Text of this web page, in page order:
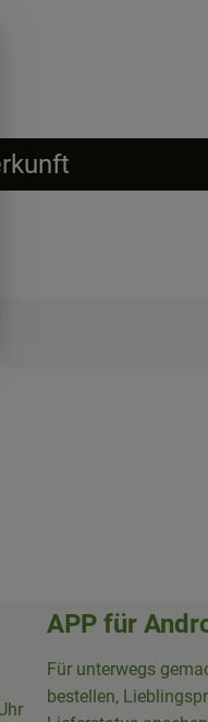
APP für
Für unterwegs
bestellen,